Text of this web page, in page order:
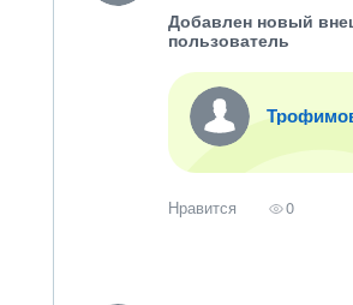
Добавлен новый
пользователь
Нравится 0